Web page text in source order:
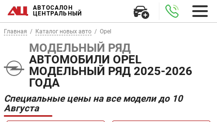
АВТОСАЛОН
ЦЕНТРАЛЬНЫЙ
Главная Каталог новых авто Opel
МОДЕЛЬНЫЙ РЯД
АВТОМОБИЛИ OPEL
МОДЕЛЬНЫЙ РЯД 2025-2026
ГОДА
Специальные цены на все модели до 10
Августа